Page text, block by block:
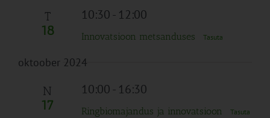
T
18
10:30- 12:00
Innovatsioon metsanduses Tasuta
oktoober 2024
N
17
10:00- 16:30
Ringbiomajandus ja innovatsioon Tasuta